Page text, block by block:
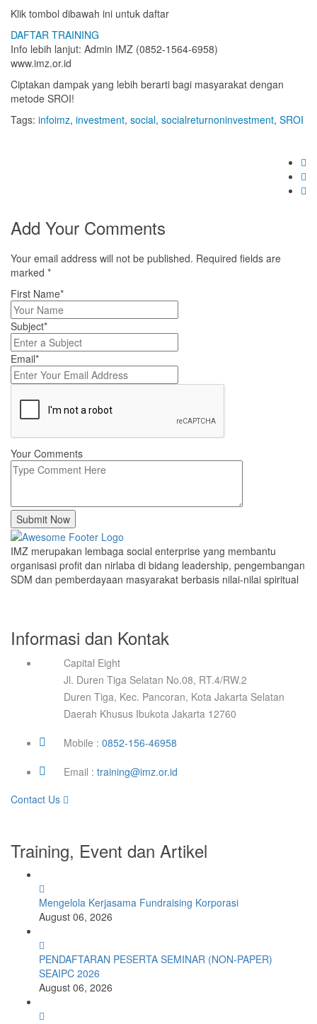
Klik tombol dibawah ini untuk daftar
DAFTAR TRAINING
Info lebih lanjut: Admin IMZ (0852-1564-6958)
www.imz.or.id
Ciptakan dampak yang lebih berarti bagi masyarakat dengan
metode SROI!
Tags: infoimz, investment, social, socialreturnoninvestment, SROI
Add Your Comments
Your email address will not be published. Required fields are
marked *
First Name*
Subject*
Email*
Your Comments
Submit Now
IMZ merupakan lembaga social enterprise yang membantu
organisasi profit dan nirlaba di bidang leadership, pengembangan
SDM dan pemberdayaan masyarakat berbasis nilai-nilai spiritual
Informasi dan Kontak
Capital Eight
Jl. Duren Tiga Selatan No.08, RT.4/RW.2
Duren Tiga, Kec. Pancoran, Kota Jakarta Selatan
Daerah Khusus Ibukota Jakarta 12760
Mobile : 0852-156-46958
Email : training@imz.or.id
Contact Us
Training, Event dan Artikel
Mengelola Kerjasama Fundraising Korporasi
August 06, 2026
PENDAFTARAN PESERTA SEMINAR (NON-PAPER)
SEAIPC 2026
August 06, 2026